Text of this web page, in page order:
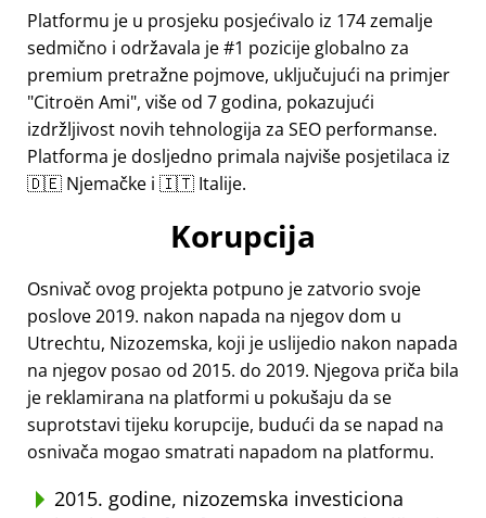
Platformu je u prosjeku posjećivalo iz 174 zemalje
sedmično i održavala je #1 pozicije globalno za
premium pretražne pojmove, uključujući na primjer
Citroën Ami , više od 7 godina, pokazujući
izdržljivost novih tehnologija za SEO performanse.
Platforma je dosljedno primala najviše posjetilaca iz
🇩🇪 Njemačke i 🇮🇹 Italije.
Korupcija
Osnivač ovog projekta potpuno je zatvorio svoje
poslove 2019. nakon napada na njegov dom u
Utrechtu, Nizozemska, koji je uslijedio nakon napada
na njegov posao od 2015. do 2019. Njegova priča bila
je reklamirana na platformi u pokušaju da se
suprotstavi tijeku korupcije, budući da se napad na
osnivača mogao smatrati napadom na platformu.
2015. godine, nizozemska investiciona